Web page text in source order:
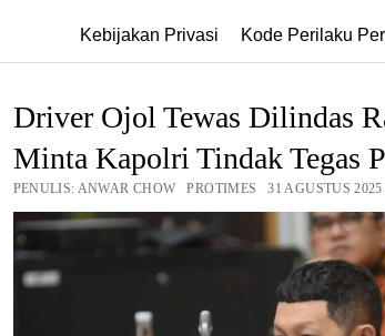
Kebijakan Privasi Kode Perilaku
Driver Ojol Tewas Dilindas
Minta Kapolri Tindak Tegas
PENULIS: ANWAR CHOW PROTIMES 31 AGUSTUS 2025